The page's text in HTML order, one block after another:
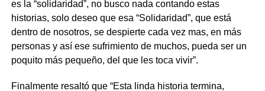
es la “solidaridad”, no busco nada contando estas
historias, solo deseo que esa “Solidaridad”, que está
dentro de nosotros, se despierte cada vez mas, en más
personas y así ese sufrimiento de muchos, pueda ser un
poquito más pequeño, del que les toca vivir”.
Finalmente resaltó que “Esta linda historia termina,